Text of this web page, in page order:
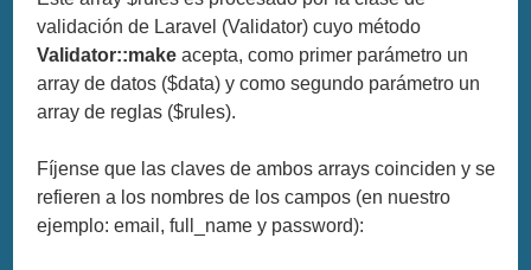
validación de Laravel (Validator) cuyo método
Validator::make acepta, como primer parámetro un
array de datos ($data) y como segundo parámetro un
array de reglas ($rules).
Fíjense que las claves de ambos arrays coinciden y se
refieren a los nombres de los campos (en nuestro
ejemplo: email, full_name y password):